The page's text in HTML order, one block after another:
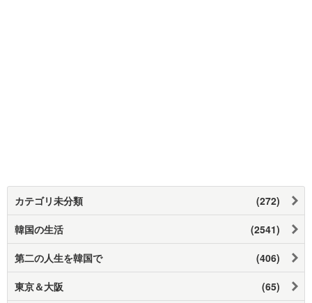
カテゴリ未分類 (272)
韓国の生活 (2541)
第二の人生を韓国で (406)
東京＆大阪 (65)